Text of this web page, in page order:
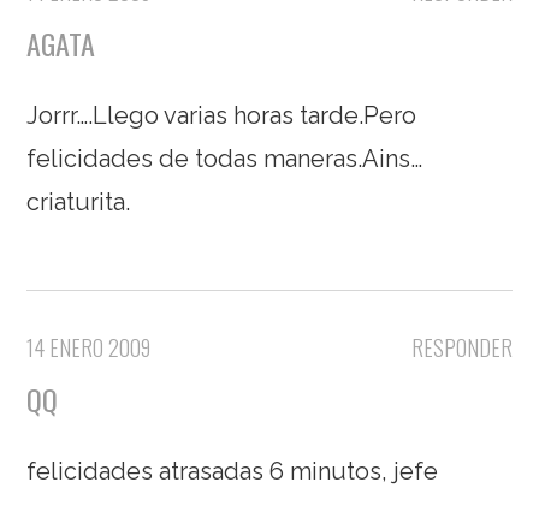
AGATA
Jorrr….Llego varias horas tarde.Pero
felicidades de todas maneras.Ains…
criaturita.
RESPONDER
14 ENERO 2009
QQ
felicidades atrasadas 6 minutos, jefe